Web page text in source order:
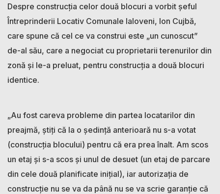
Despre construcția celor două blocuri a vorbit șeful
Întreprinderii Locativ Comunale Ialoveni, Ion Cujbă,
care spune că cel ce va construi este „un cunoscut”
de-al său, care a negociat cu proprietarii terenurilor din
zonă și le-a preluat, pentru construcția a două blocuri
identice.
„Au fost careva probleme din partea locatarilor din
preajmă, știți că la o ședință anterioară nu s-a votat
(construcția blocului) pentru că era prea înalt. Am scos
un etaj și s-a scos și unul de desuet (un etaj de parcare
din cele două planificate inițial), iar autorizația de
construcție nu se va da până nu se va scrie garanție că